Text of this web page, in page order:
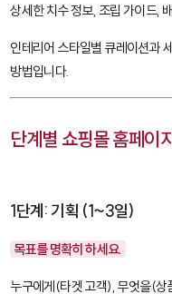
상세한 치수 정보, 조립 가이드,
인테리어 스타일별 큐레이션과
방법입니다.
단계별 쇼핑몰 홈페이
1단계: 기획 (1~3일)
목표를 명확히 하세요.
누구에게(타겟 고객), 무엇을(